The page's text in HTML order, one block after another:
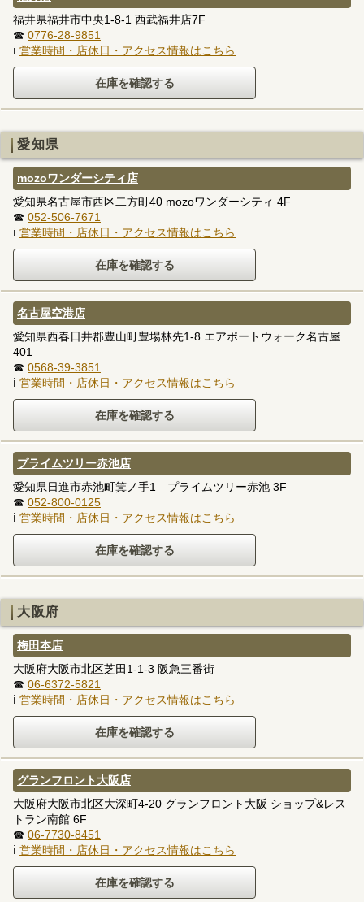
福井県福井市中央1-8-1 西武福井店7F
☎ 0776-28-9851
ℹ 営業時間・店休日・アクセス情報はこちら
愛知県
mozoワンダーシティ店
愛知県名古屋市西区二方町40 mozoワンダーシティ 4F
☎ 052-506-7671
ℹ 営業時間・店休日・アクセス情報はこちら
名古屋空港店
愛知県西春日井郡豊山町豊場林先1-8 エアポートウォーク名古屋
401
☎ 0568-39-3851
ℹ 営業時間・店休日・アクセス情報はこちら
プライムツリー赤池店
愛知県日進市赤池町箕ノ手1 プライムツリー赤池 3F
☎ 052-800-0125
ℹ 営業時間・店休日・アクセス情報はこちら
大阪府
梅田本店
大阪府大阪市北区芝田1-1-3 阪急三番街
☎ 06-6372-5821
ℹ 営業時間・店休日・アクセス情報はこちら
グランフロント大阪店
大阪府大阪市北区大深町4-20 グランフロント大阪 ショップ&レス
トラン南館 6F
☎ 06-7730-8451
ℹ 営業時間・店休日・アクセス情報はこちら